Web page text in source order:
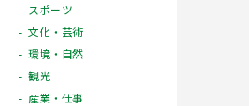
スポーツ
文化・芸術
環境・自然
観光
産業・仕事